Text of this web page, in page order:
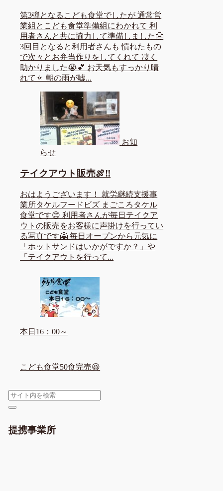
第3弾となるこども食堂でしたが 通常営
業組とこども食堂準備組にわかれて 利
用者さんと共に協力して準備しました🤗
3回目となると利用者さんも 慣れたもの
で次々とお弁当作りをしてくれて 凄く
助かりました😭💕 お天気もすっかり晴
れて🔅 朝の雨が嘘...
お知
らせ
テイクアウト販売🍖‼️
おはようございます！ 就労継続支援事
業所タケルフードビズ まごころタケル
食堂です😊 利用者さんが毎日テイクア
ウトの販売をお客様に声掛けを行ってい
る写真です🤗 毎日オープンから元気に
「ホットサンドはいかがですか？」や
「テイクアウトを行って...
本日16：00～
こども食堂50食完売😆
提携事業所